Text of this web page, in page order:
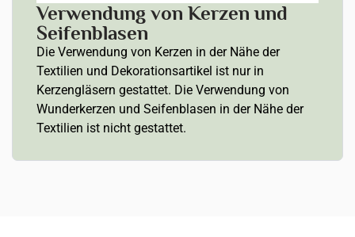
Verwendung von Kerzen und
Seifenblasen
Die Verwendung von Kerzen in der Nähe der
Textilien und Dekorationsartikel ist nur in
Kerzengläsern gestattet. Die Verwendung von
Wunderkerzen und Seifenblasen in der Nähe der
Textilien ist nicht gestattet.